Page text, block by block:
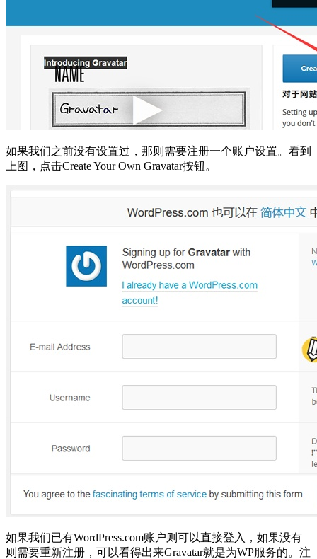
如果我们之前没有设置过，那则需要注册一个账户设置。看到
上图，点击Create Your Own Gravatar按钮。
如果我们已有WordPress.com账户则可以直接登入，如果没有
则需要重新注册，可以看得出来Gravatar就是为WP服务的。注